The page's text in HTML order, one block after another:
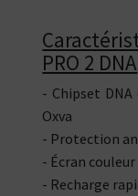
PRO 2 DNA
- Chipset
Oxva
- Protection
- Écran couleur
- Recharge